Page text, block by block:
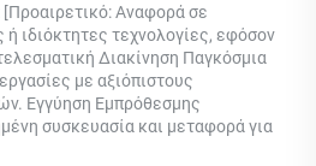
Αναφορά σε
ιδιόκτητες τεχνολογίες, εφόσον
Διακίνηση Παγκόσμια
με αξιόπιστους
Εγγύηση Εμπρόθεσμης
συσκευασία και μεταφορά για